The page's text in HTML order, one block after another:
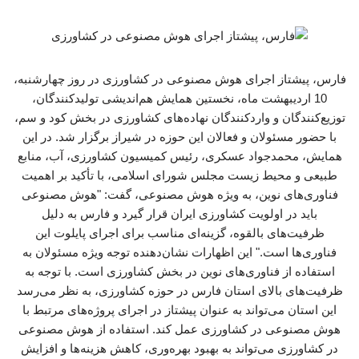
فارس، پیشتاز اجرای هوش مصنوعی در کشاورزی در روز چهارشنبه،
10 اردیبهشت ماه، نخستین همایش هم‌اندیشی تولیدکنندگان،
توزیع‌کنندگان و واردکنندگان نهاده‌های کشاورزی در بخش کود و سم،
با حضور مسئولان و فعالان این حوزه در شیراز برگزار شد. در این
همایش، محمدجواد عسکری، رئیس کمیسیون کشاورزی، آب، منابع
طبیعی و محیط زیست مجلس شورای اسلامی، با تأکید بر اهمیت
فناوری‌های نوین، به ویژه هوش مصنوعی، گفت: "هوش مصنوعی
باید در اولویت کشاورزی ایران قرار گیرد و فارس به دلیل
ظرفیت‌های بالقوه، گزینه‌ای مناسب برای اجرای پایلوت این
فناوری‌ها است." این اظهارات نشان‌دهنده توجه ویژه مسئولان به
استفاده از فناوری‌های نوین در بخش کشاورزی است. با توجه به
ظرفیت‌های بالای استان فارس در حوزه کشاورزی، به نظر می‌رسد
این استان می‌تواند به عنوان پیشتاز در اجرای پروژه‌های مرتبط با
هوش مصنوعی در کشاورزی عمل کند. استفاده از هوش مصنوعی
در کشاورزی می‌تواند به بهبود بهره‌وری، کاهش هزینه‌ها و افزایش